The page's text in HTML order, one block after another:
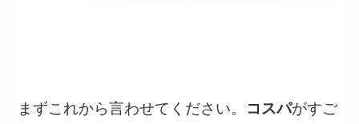
まずこれから言わせてください。 コスパがすご